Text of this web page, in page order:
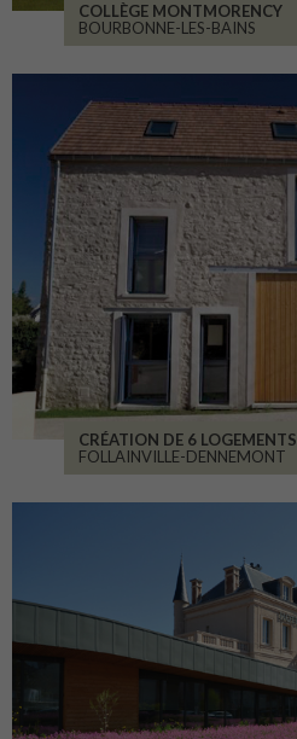
COLLÈGE MONTMORENCY
BOURBONNE-LES-BAINS
CRÉATION DE 6 LOGEMENTS
FOLLAINVILLE-DENNEMONT